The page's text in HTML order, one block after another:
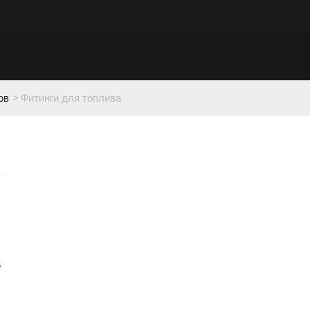
> Фитинги для топлива